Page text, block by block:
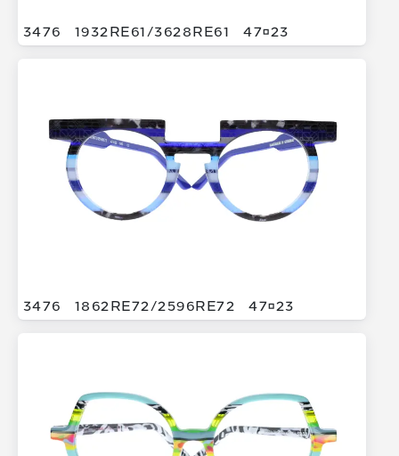
3476 1932RE61/3628RE61 4723
3476 1862RE72/2596RE72 4723